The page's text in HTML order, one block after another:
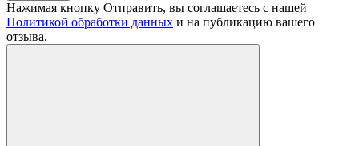
Нажимая кнопку Отправить, вы соглашаетесь с нашей
Политикой обработки данных и на публикацию вашего
отзыва.